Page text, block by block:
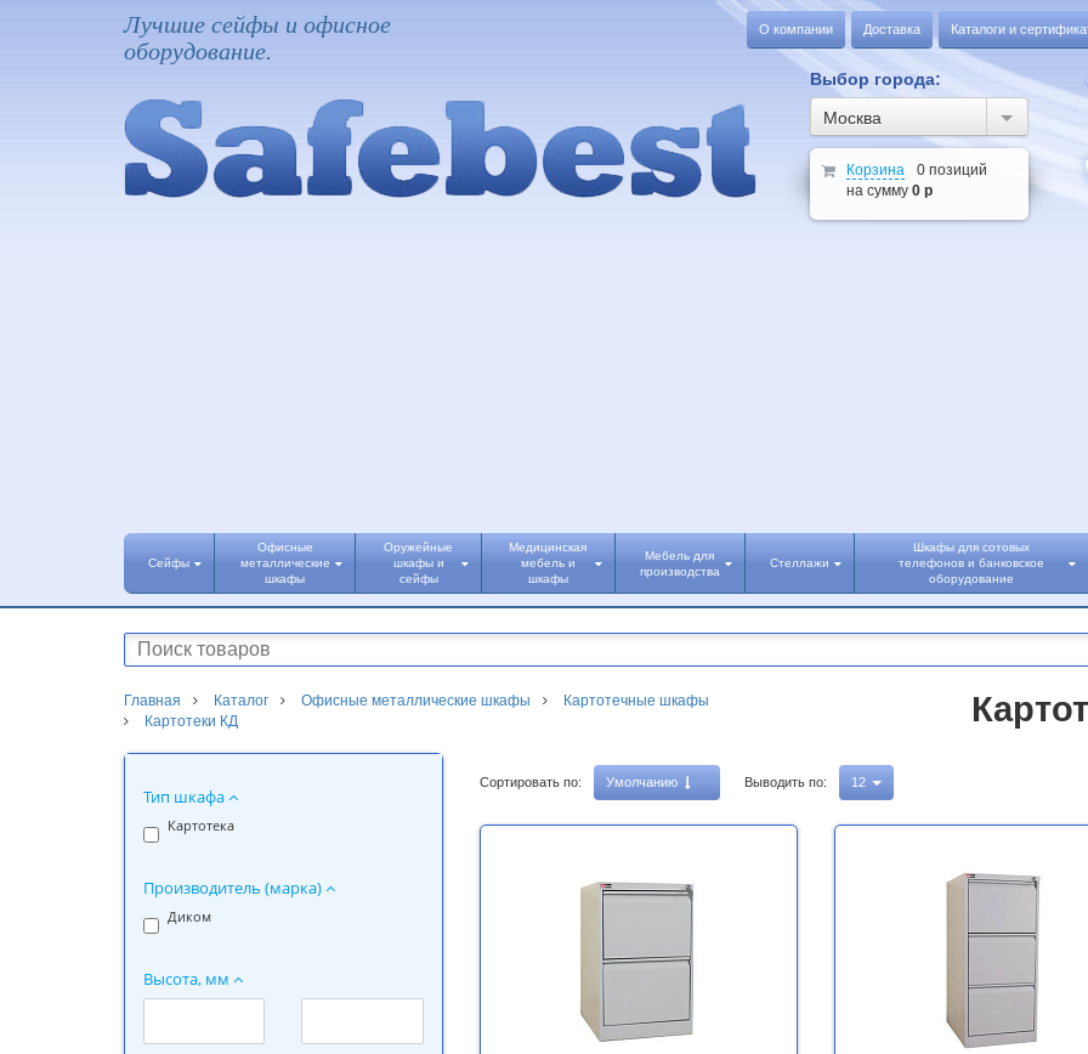
Лучшие сейфы и офисное
оборудование.
О компании Доставка Каталоги и
Выбор города:
Москва
Корзина
0 позиций
на сумму 0 р
Сейфы
Офисные
металлические
шкафы
Оружейные
шкафы и
сейфы
Медицинская
мебель и
шкафы
Мебель для
производства
Стеллажи
Шкафы для сотовых
телефонов и банковское
оборудование
Главная Каталог Офисные металлические шкафы
Картотечные шкафы
Картотеки КД
Тип шкафа
Картотека
Производитель (марка)
Диком
Высота, мм
Сортировать по: Умолчанию Выводить по: 12